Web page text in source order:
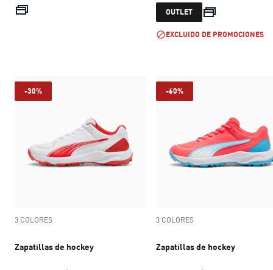
current price $ 159.999 current price $
OUTLET
EXCLUIDO DE PROMOCIONES
-30%
3 COLORES
Zapatillas de hockey
-60%
3 COLORES
Zapatillas de hockey